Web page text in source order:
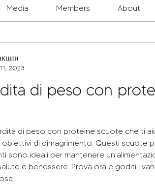
Media Members About
2023
di peso con
di peso con proteine ​​scuote che ti
obiettivi di dimagrimento. Questi scuote
sono ideali per mantenere
e benessere. Prova ora e goditi i